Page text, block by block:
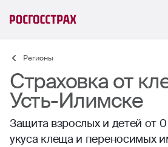
Регионы
Страховка от
Усть-Илимске
Защита взрослых и детей от
укуса клеща и переносимых